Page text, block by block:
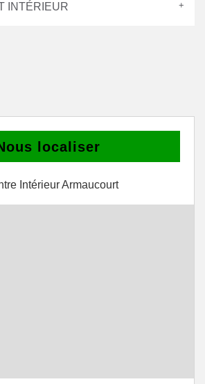
INTÉRIEUR
localiser
Intérieur Armaucourt